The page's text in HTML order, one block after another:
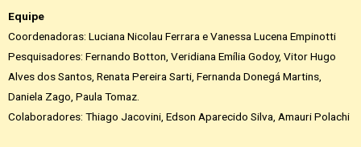
Equipe
Coordenadoras: Luciana Nicolau Ferrara e Vanessa Lucena Empinotti
Pesquisadores: Fernando Botton, Veridiana Emília Godoy, Vitor Hugo
Alves dos Santos, Renata Pereira Sarti, Fernanda Donegá Martins,
Daniela Zago, Paula Tomaz.
Colaboradores: Thiago Jacovini, Edson Aparecido Silva, Amauri Polachi